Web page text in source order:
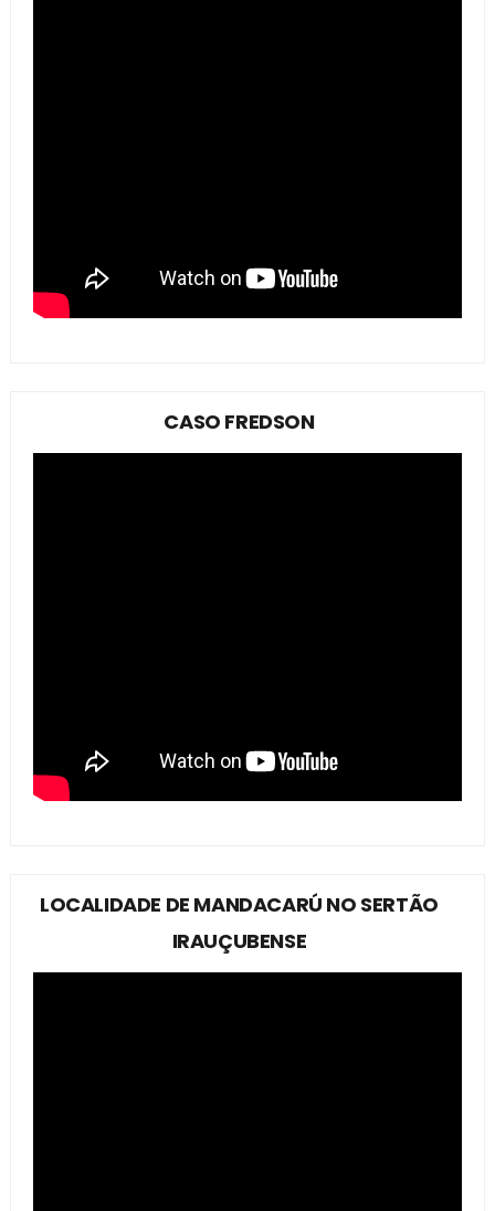
CASO FREDSON
LOCALIDADE DE MANDACARÚ NO SERTÃO
IRAUÇUBENSE